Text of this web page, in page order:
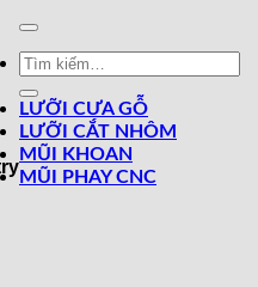
Tìm
kiếm:
LƯỠI CƯA GỖ
LƯỠI CẮT NHÔM
MŨI KHOAN
MŨI PHAY CNC